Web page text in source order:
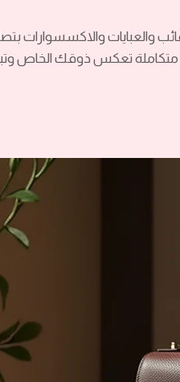
والعبايات والاكسسوارات
تعكس ذوقك الخاص